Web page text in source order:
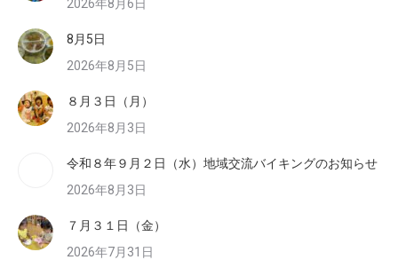
2026年8月6日
8月5日
2026年8月5日
８月３日（月）
2026年8月3日
令和８年９月２日（水）地域交流バイキングのお知らせ
2026年8月3日
７月３１日（金）
2026年7月31日